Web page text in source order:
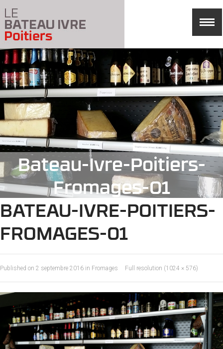
Bateau-Ivre-Poitiers-
Fromages-01
BATEAU-IVRE-POITIERS-
FROMAGES-01
Published on 2 septembre 2016 in Fromages Full resolution (1024 × 576)